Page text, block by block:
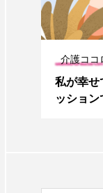
介護ココ
私が幸せ
ッショ